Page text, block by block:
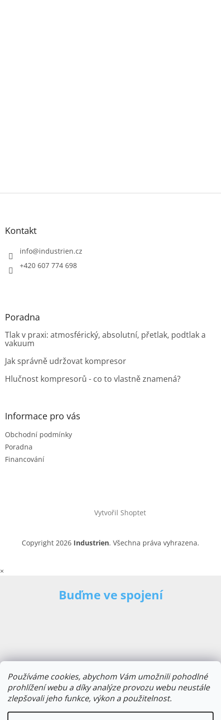
Používáme cookies, abychom Vám umožnili pohodlné
prohlížení webu a díky analýze provozu webu neustále
zlepšovali jeho funkce, výkon a použitelnost.
Z
Kontakt
info@industrien.cz
+420 607 774 698
Poradna
Tlak v praxi: atmosférický, absolutní, přetlak, podtlak a
vakuum
Jak správně udržovat kompresor
Hlučnost kompresorů - co to vlastně znamená?
Informace pro vás
Obchodní podmínky
Poradna
Financování
Vytvořil Shoptet
Copyright 2026 Industrien. Všechna práva vyhrazena.
×
Buďme ve spojení
E-mailová adresa